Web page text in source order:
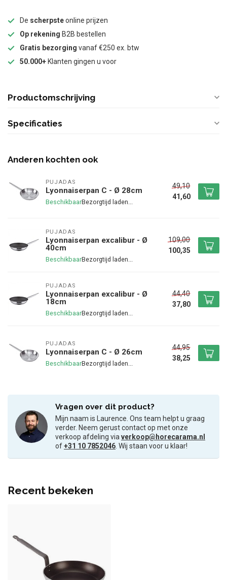
De scherpsteonline prijzen
Op rekening B2B bestellen
Gratis bezorging vanaf €250 ex. btw
50.000+ Klanten gingen u voor
Productomschrijving
Specificaties
Anderen kochten ook
PUJADAS
Lyonnaiserpan C - Ø 28cm
Beschikbaar
49,10
41,60
PUJADAS
Lyonnaiserpan excalibur - Ø
40cm
Beschikbaar
109,00
100,35
PUJADAS
Lyonnaiserpan excalibur - Ø
18cm
Beschikbaar
44,40
37,80
PUJADAS
Lyonnaiserpan C - Ø 26cm
Beschikbaar
44,95
38,25
Vragen over dit product?
Mijn naam is Laurence. Ons team helpt u graag
verder. Neem gerust contact op met onze
verkoop afdeling viaverkoop@horecarama.nl
of+31 10 7852046. Wij staan voor u klaar!
Recent bekeken